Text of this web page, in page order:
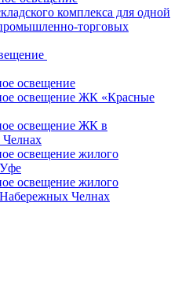
комплекса для одной
торговых
освещение
освещение ЖК «Красные
освещение ЖК в
освещение жилого
освещение жилого
Челнах